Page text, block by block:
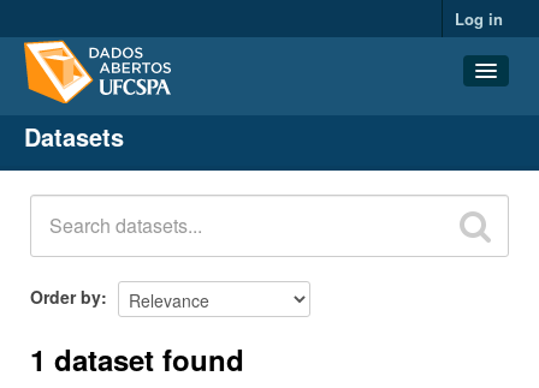
Log in
Datasets
Organizations
Groups
About
Datasets
Order by
1 dataset found